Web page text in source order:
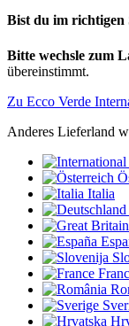
Bist du im richtigen
Bitte wechsle zum
übereinstimmt.
Zu Ecco Verde
Anderes Lieferland
Italia